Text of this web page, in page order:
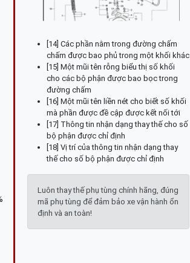
[14] Các phần nằm trong đường chấm
chấm được bao phủ trong một khối khác
[15] Một mũi tên rỗng biểu thị số khối
cho các bộ phận được bao bọc trong
đường chấm
[16] Một mũi tên liền nét cho biết số khối
mà phần được đề cập được kết nối tới
[17] Thông tin nhận dạng thay thế cho số
bộ phận được chỉ định
[18] Vị trí của thông tin nhận dạng thay
thế cho số bộ phận được chỉ định
Luôn thay thế phụ tùng chính hãng, đúng
mã phụ tùng để đảm bảo xe vận hành ổn
định và an toàn!